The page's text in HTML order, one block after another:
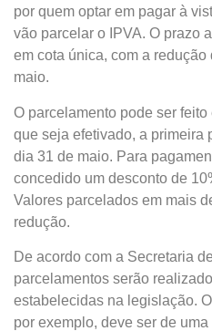
por quem optar em pagar à
vão parcelar o IPVA. O prazo
em cota única, com a
maio.
O parcelamento pode ser
que seja efetivado, a primeira
dia 31 de maio. Para
concedido um desconto de
Valores parcelados em mais
redução.
De acordo com a Secretaria
parcelamentos serão
estabelecidas na legislação.
por exemplo, deve ser de